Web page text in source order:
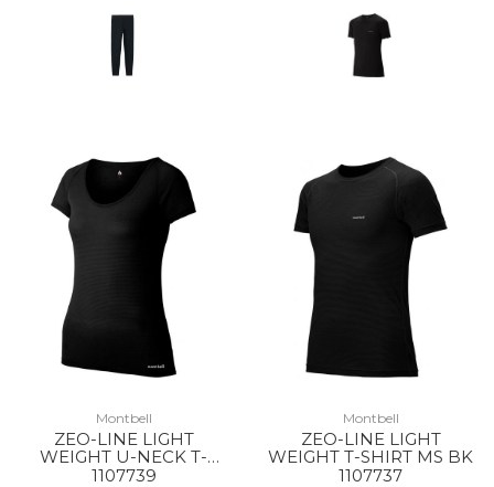
Montbell
ZEO-LINE LIGHT
WEIGHT U-NECK T-
SHIRT WS BK
1107739
Montbell
ZEO-LINE LIGHT
WEIGHT T-SHIRT MS BK
1107737